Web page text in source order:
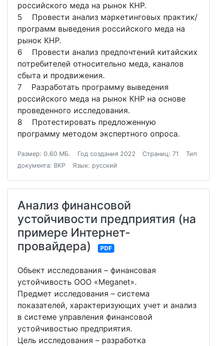
российского меда на рынок КНР.
5 Провести анализ маркетинговых практик/
программ выведения российского меда на
рынок КНР.
6 Провести анализ предпочтений китайских
потребителей относительно меда, каналов
сбыта и продвижения.
7 Разработать программу выведения
российского меда на рынок КНР на основе
проведенного исследования.
8 Протестировать предложенную
программу методом экспертного опроса.
Размер: 0.60 МБ. Год создания 2022 Страниц: 71
Тип
документа: ВКР
Язык: русский
Анализ финансовой
устойчивости предприятия (на
примере Интернет-
провайдера)
PDF
Объект исследования – финансовая
устойчивость ООО «Meganet».
Предмет исследования – система
показателей, характеризующих учет и анализ
в системе управления финансовой
устойчивостью предприятия.
Цель исследования – разработка